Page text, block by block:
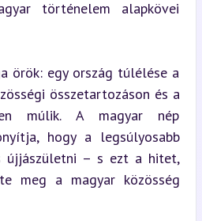
történelem alapkövei
örök: egy ország túlélése a
összetartozáson és a
múlik. A magyar nép
hogy a legsúlyosabb
újjászületni – s ezt a hitet,
meg a magyar közösség